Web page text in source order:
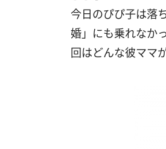
今日のぴぴ子は落
婚」にも乗れなか
回はどんな彼ママ